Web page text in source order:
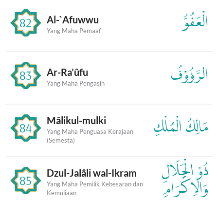
82 Al-`Afuwwu
Yang Maha Pemaaf الْعَفُوُّ
83 Ar-Ra’ûfu
Yang Maha Pengasih الرَّؤُوْفُ
84 Mâlikul-mulki
Yang Maha Penguasa Kerajaan
(Semesta)
مَالِكُ الْمُلْكِ
85 Dzul-Jalâli wal-Ikram
Yang Maha Pemilik Kebesaran dan
Kemuliaan
ذُوْ الْجَلَالِ
وَالْاِكْرَامِ